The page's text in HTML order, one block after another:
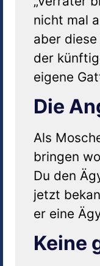
nicht mal
aber
der
eigene
Die
Als
bringen
Du den
jetzt
er eine
Keine